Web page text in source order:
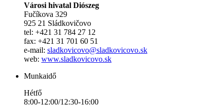
Városi hivatal Diószeg
Fučíkova 329
925 21 Sládkovičovo
tel: +421 31 784 27 12
fax: +421 31 701 60 51
e-mail: sladkovicovo@sladkovicovo.sk
web: www.sladkovicovo.sk
Munkaidő
Hétfő
8:00-12:00/12:30-16:00